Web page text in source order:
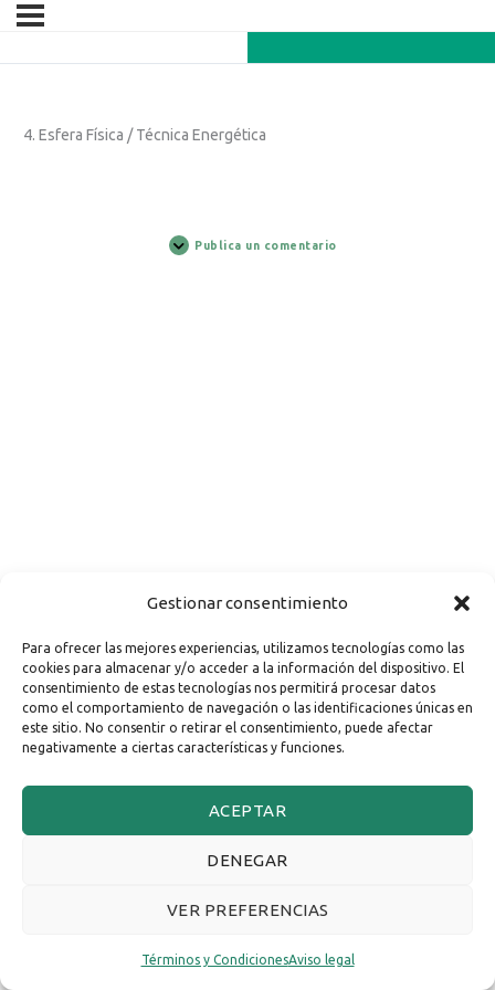
Gestionar consentimiento
Para ofrecer las mejores experiencias, utilizamos tecnologías como las
cookies para almacenar y/o acceder a la información del dispositivo. El
consentimiento de estas tecnologías nos permitirá procesar datos
como el comportamiento de navegación o las identificaciones únicas en
este sitio. No consentir o retirar el consentimiento, puede afectar
negativamente a ciertas características y funciones.
ACEPTAR
DENEGAR
VER PREFERENCIAS
Términos y CondicionesAviso legal
4. Esfera Física / Técnica Energética
Publica un comentario